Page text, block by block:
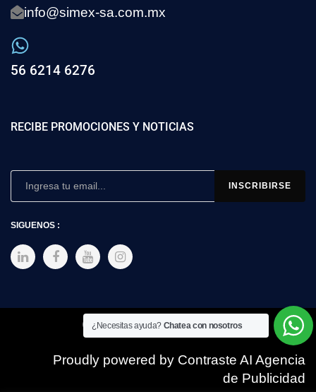
info@simex-sa.com.mx
56 6214 6276
RECIBE PROMOCIONES Y NOTICIAS
SIGUENOS :
Copyright © 2025 SIMEX
Proudly powered by Contraste AI Agencia
de Publicidad
¿Necesitas ayuda? Chatea con nosotros